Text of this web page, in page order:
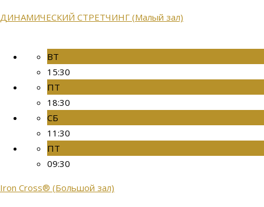
ДИНАМИЧЕСКИЙ СТРЕТЧИНГ (Малый зал)
ВТ
15:30
ПТ
18:30
СБ
11:30
ПТ
09:30
Iron Cross® (Большой зал)